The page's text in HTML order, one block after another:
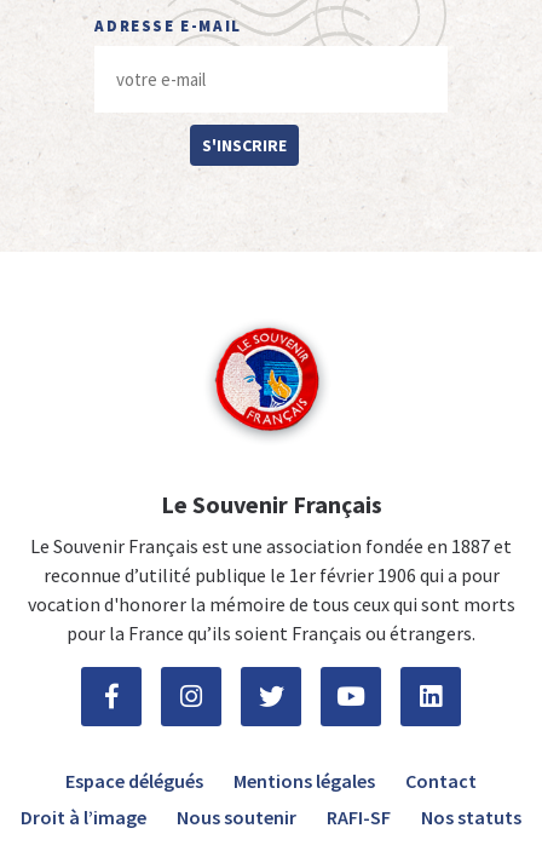
ADRESSE E-MAIL
S'INSCRIRE
Le Souvenir Français
Le Souvenir Français est une association fondée en 1887 et
reconnue d’utilité publique le 1er février 1906 qui a pour
vocation d'honorer la mémoire de tous ceux qui sont morts
pour la France qu’ils soient Français ou étrangers.
Espace délégués Mentions légales
Contact
Droit à l’image
Nous soutenir RAFI-SF Nos statuts